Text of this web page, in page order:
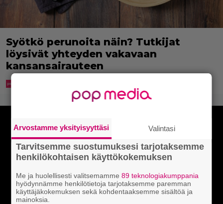
Syötkö perunoita näin? Tutkijat
löysivät yhteyden vakavaan
kansansairauteen
Arvostamme yksityisyyttäsi Valintasi
Tarvitsemme suostumuksesi tarjotaksemme
henkilökohtaisen käyttökokemuksen
Me ja huolellisesti valitsemamme89 teknologiakumppania
hyödynnämme henkilötietoja tarjotaksemme paremman
käyttäjäkokemuksen sekä kohdentaaksemme sisältöä ja
mainoksia.